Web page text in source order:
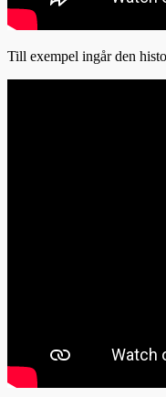
Till exempel ingår den